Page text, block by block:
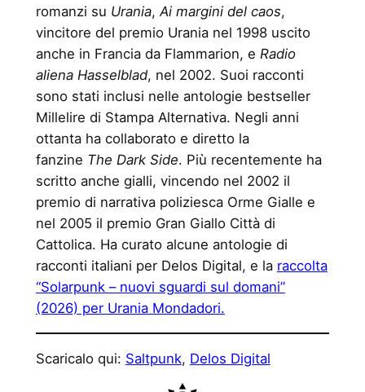
romanzi su Urania,Ai margini del caos,
vincitore del premio Urania nel 1998 uscito
anche in Francia da Flammarion, e Radio
aliena Hasselblad, nel 2002. Suoi racconti
sono stati inclusi nelle antologie bestseller
Millelire di Stampa Alternativa. Negli anni
ottanta ha collaborato e diretto la
fanzine The Dark Side. Più recentemente ha
scritto anche gialli, vincendo nel 2002 il
premio di narrativa poliziesca Orme Gialle e
nel 2005 il premio Gran Giallo Città di
Cattolica. Ha curato alcune antologie di
racconti italiani per Delos Digital, e la raccolta
“Solarpunk – nuovi sguardi sul domani”
(2026) per Urania Mondadori.
Scaricalo qui: Saltpunk, Delos Digital